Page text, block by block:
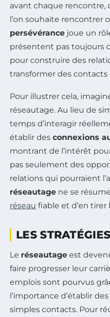
avant chaque rencontre,
l’on souhaite rencontrer
persévérance joue un
présentent pas toujours
pour construire des
transformer des contacts
Pour illustrer cela,
réseautage. Au lieu de
temps d’interagir
établir des connexions
montrant de l’intérêt
pas seulement des
relations qui pourraient
réseautage ne se
réseau fiable et d’en
LES
Le réseautage est
faire progresser leur
emplois sont pourvus
l’importance d’établir des
simples contacts. Pour